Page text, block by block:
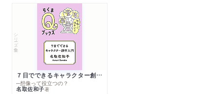
シリーズ・全集
７日でできるキャラクター創作入門
─想像って役立つの？
名取佐和子著